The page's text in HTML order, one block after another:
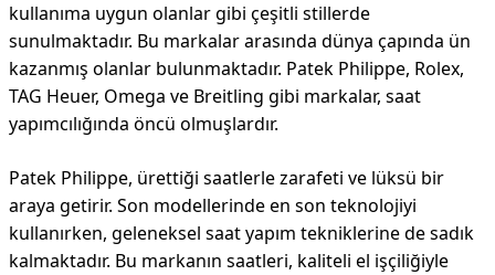
kullanıma uygun olanlar gibi çeşitli stillerde
sunulmaktadır. Bu markalar arasında dünya çapında ün
kazanmış olanlar bulunmaktadır. Patek Philippe, Rolex,
TAG Heuer, Omega ve Breitling gibi markalar, saat
yapımcılığında öncü olmuşlardır.
Patek Philippe, ürettiği saatlerle zarafeti ve lüksü bir
araya getirir. Son modellerinde en son teknolojiyi
kullanırken, geleneksel saat yapım tekniklerine de sadık
kalmaktadır. Bu markanın saatleri, kaliteli el işçiliğiyle